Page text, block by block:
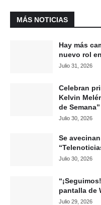
MÁS NOTICIAS
Hay más
nuevo rol
Julio 31, 2026
Celebran
Kelvin
de Semana”
Julio 30, 2026
Se
Julio 30, 2026
pantalla de
Julio 29, 2026